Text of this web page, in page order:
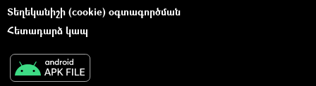
Տեղեկանիշի (cookie) օգտագործման
Հետադարձ կապ